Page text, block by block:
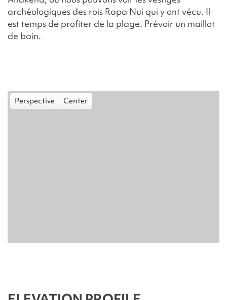
archéologiques des rois Rapa Nui qui y ont vécu. Il
est temps de profiter de la plage. Prévoir un maillot
de bain.
Perspective Center